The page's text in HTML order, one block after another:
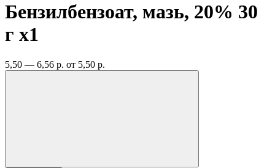
Бензилбензоат, мазь, 20% 30
г x1
5,50 — 6,56 р. от 5,50 р.